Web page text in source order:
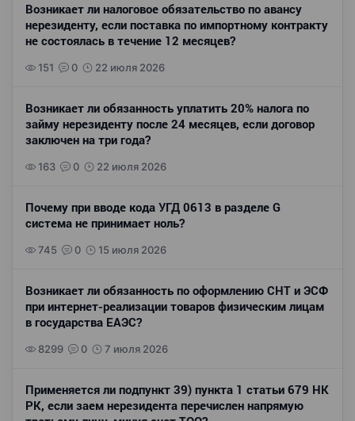
Возникает ли налоговое обязательство по авансу
нерезиденту, если поставка по импортному контракту
не состоялась в течение 12 месяцев?
151 0 22 июля 2026
Возникает ли обязанность уплатить 20% налога по
займу нерезиденту после 24 месяцев, если договор
заключен на три года?
163 0 22 июля 2026
Почему при вводе кода УГД 0613 в разделе G
система не принимает ноль?
745 0 15 июля 2026
Возникает ли обязанность по оформлению СНТ и ЭСФ
при интернет-реализации товаров физическим лицам
в государства ЕАЭС?
8299 0 7 июля 2026
Применяется ли подпункт 39) пункта 1 статьи 679 НК
РК, если заем нерезидента перечислен напрямую